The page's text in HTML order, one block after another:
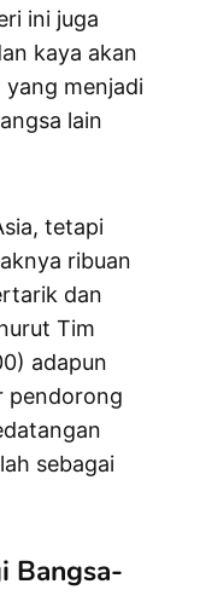
ini juga
kaya akan
yang menjadi
lain
tetapi
ribuan
dan
Tim
adapun
pendorong
sebagai
Bangsa-